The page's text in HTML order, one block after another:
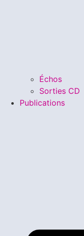
Échos
Sorties CD
Publications